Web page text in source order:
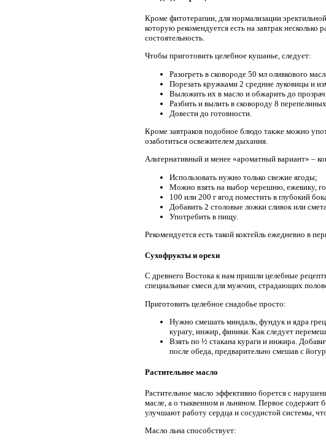
Кроме фитотерапии, для нормализации
которую рекомендуется есть на завтрак
состоятельность.
Чтобы приготовить целебное кушанье, следует:
Разогреть в сковороде 50 мл оливкового
Порезать кружками 2 средние луковицы и
Выложить их в масло и обжарить до
Разбить и вылить в сковороду 8
Довести до готовности.
Кроме завтраков подобное блюдо также можно
озаботиться освежителем дыхания.
Альтернативный и менее «ароматный вариант» –
Использовать нужно только свежие ягоды;
Можно взять на выбор черешню, ежевику,
100 или 200 г ягод поместить в глубокий
Добавить 2 столовые ложки сливок или
Употребить в пищу.
Рекомендуется есть такой коктейль ежедневно в
Сухофрукты и орехи
С древнего Востока к нам пришли целебные
специальные смеси для мужчин, страдающих
Приготовить целебное снадобье просто:
Нужно смешать миндаль, фундук и ядра
курагу, инжир, финики. Как следует
Взять по ½ стакана кураги и инжира.
после обеда, предварительно смешав с
Растительное масло
Растительное масло эффективно борется с
масле, а о тыквенном и льняном. Первое содержит
улучшают работу сердца и сосудистой системы,
Масло льна способствует: